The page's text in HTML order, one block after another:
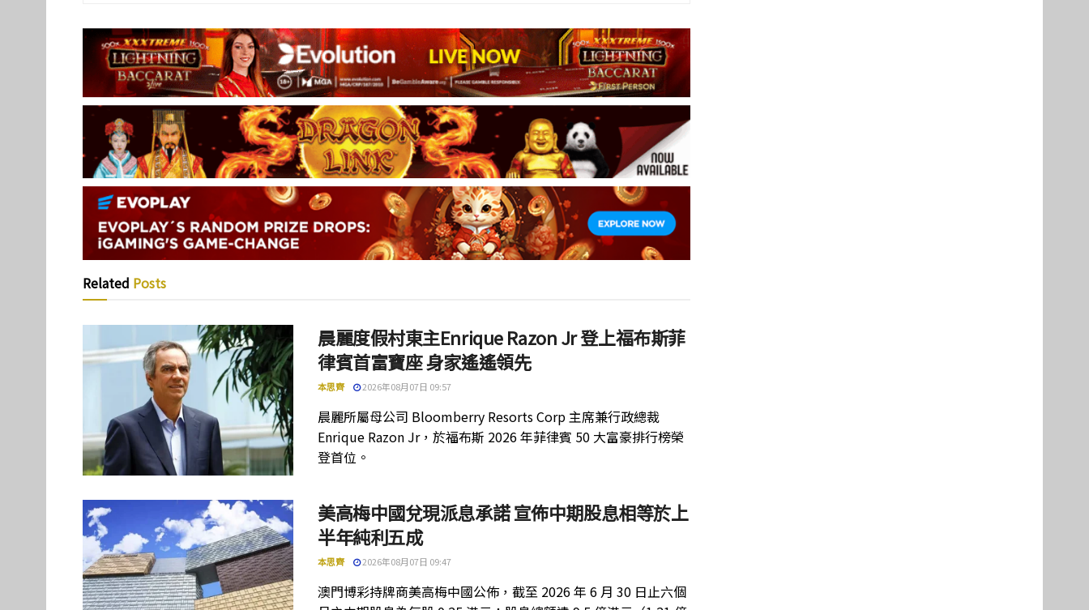
Related Posts
晨麗度假村東主Enrique Razon Jr 登上福布斯菲
律賓首富寶座 身家遙遙領先
本思齊 2026年08月07日 09:57
晨麗所屬母公司 Bloomberry Resorts Corp 主席兼行政總裁
Enrique Razon Jr，於福布斯 2026 年菲律賓 50 大富豪排行榜榮
登首位。
美高梅中國兌現派息承諾 宣佈中期股息相等於上
半年純利五成
本思齊 2026年08月07日 09:47
澳門博彩持牌商美高梅中國公佈，截至 2026 年 6 月 30 日止六個